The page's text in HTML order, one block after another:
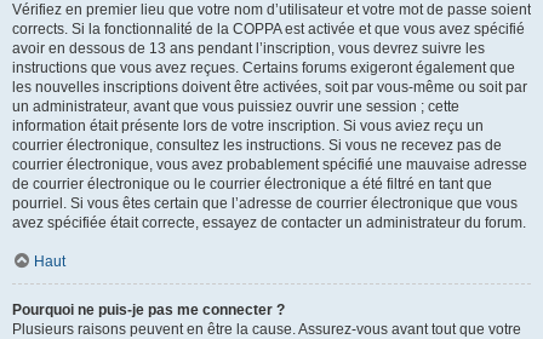
Vérifiez en premier lieu que votre nom d’utilisateur et votre mot de passe soient
corrects. Si la fonctionnalité de la COPPA est activée et que vous avez spécifié
avoir en dessous de 13 ans pendant l’inscription, vous devrez suivre les
instructions que vous avez reçues. Certains forums exigeront également que
les nouvelles inscriptions doivent être activées, soit par vous-même ou soit par
un administrateur, avant que vous puissiez ouvrir une session ; cette
information était présente lors de votre inscription. Si vous aviez reçu un
courrier électronique, consultez les instructions. Si vous ne recevez pas de
courrier électronique, vous avez probablement spécifié une mauvaise adresse
de courrier électronique ou le courrier électronique a été filtré en tant que
pourriel. Si vous êtes certain que l’adresse de courrier électronique que vous
avez spécifiée était correcte, essayez de contacter un administrateur du forum.
Haut
Pourquoi ne puis-je pas me connecter ?
Plusieurs raisons peuvent en être la cause. Assurez-vous avant tout que votre